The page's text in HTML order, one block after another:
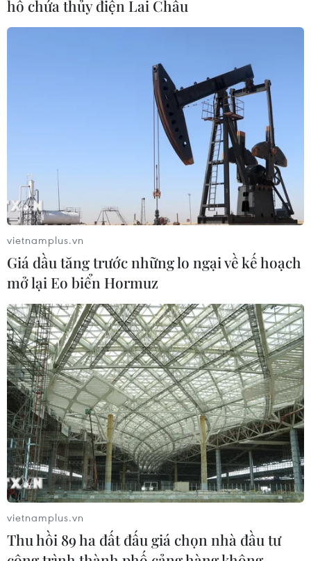
hồ chứa thủy điện Lai Châu
vietnamplus.vn
Giá dầu tăng trước những lo ngại về kế hoạch
mở lại Eo biển Hormuz
vietnamplus.vn
Thu hồi 89 ha đất đấu giá chọn nhà đầu tư